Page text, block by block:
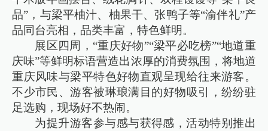
品”，与梁平柚汁、柚果干、张鸭子等“渝伴礼”产
品同台亮相，品类丰富，特色鲜明。
展区四周，“重庆好物”“梁平必吃榜”“地道重
庆味”等鲜明标语营造出浓厚的消费氛围，将地道
重庆风味与梁平特色好物直观呈现给往来游客。
不少市民、游客被琳琅满目的好物吸引，纷纷驻
足选购，现场好不热闹。
为提升游客参与感与获得感，活动特别推出